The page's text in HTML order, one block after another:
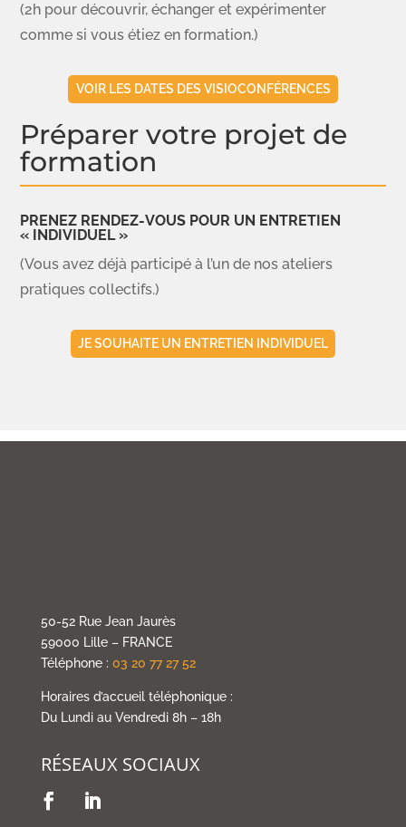
(2h pour découvrir, échanger et expérimenter
comme si vous étiez en formation.)
VOIR LES DATES DES VISIOCONFÉRENCES
Préparer votre projet de
formation
PRENEZ RENDEZ-VOUS POUR UN ENTRETIEN
« INDIVIDUEL »
(Vous avez déjà participé à l’un de nos ateliers
pratiques collectifs.)
JE SOUHAITE UN ENTRETIEN INDIVIDUEL
50-52 Rue Jean Jaurès
59000 Lille – FRANCE
Téléphone : 03 20 77 27 52
Horaires d’accueil téléphonique :
Du Lundi au Vendredi 8h – 18h
RÉSEAUX SOCIAUX